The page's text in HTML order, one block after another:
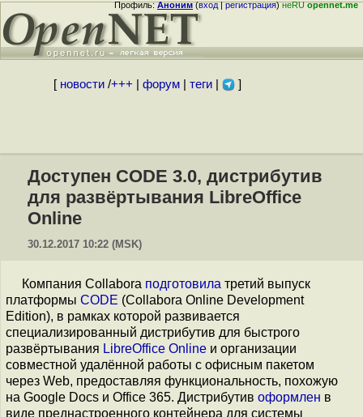
Профиль:Аноним(вход|регистрация)неRUopennet.me
[ новости/+++ форум| теги| ]
Доступен CODE 3.0, дистрибутив
для развёртывания LibreOffice
Online
30.12.2017 10:22 (MSK)
Компания Collabora подготовила третий выпуск
платформы CODE (Collabora Online Development
Edition), в рамках которой развивается
специализированный дистрибутив для быстрого
развёртывания LibreOffice Online и организации
совместной удалённой работы с офисным пакетом
через Web, предоставляя функциональность, похожую
на Google Docs и Office 365. Дистрибутив оформлен в
виде преднастроенного контейнера для системы